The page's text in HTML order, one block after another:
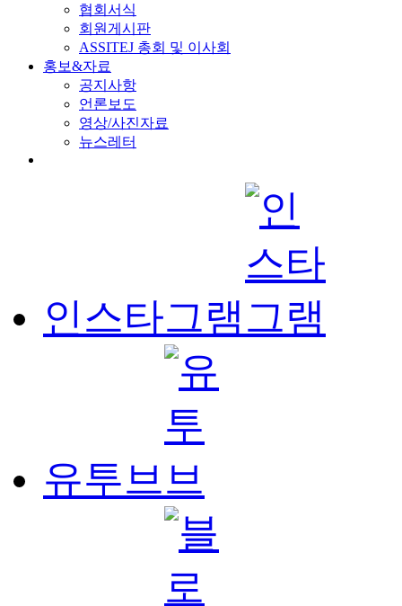
협회서식
회원게시판
ASSITEJ 총회 및 이사회
홍보&자료
공지사항
언론보도
영상/사진자료
뉴스레터
인스타그램
유투브